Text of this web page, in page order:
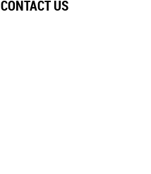
CONTACT US